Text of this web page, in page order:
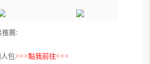
薦:
包>>>點我前往<<<